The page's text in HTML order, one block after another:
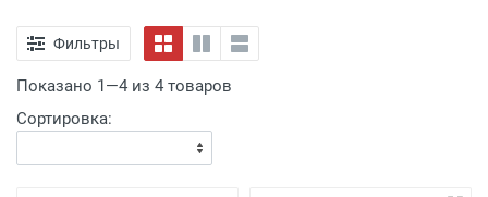
Фильтры
Показано 1—4 из 4 товаров
Сортировка: